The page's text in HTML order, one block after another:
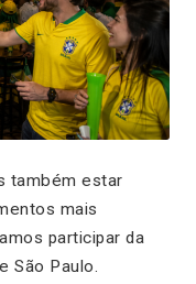
também estar
mais
participar da
São Paulo.